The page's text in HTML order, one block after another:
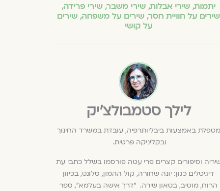
יתמות,שירי אבלות,שירי משבר,שירי פרידה,
שירים על חוויית חסר, שירים על משפחה, שירים
על קושי
לילך סטמבולצ'יק
מטפלת באמצעות ביבליותרפיה, עובדת במשרד החינוך
ובקליניקה פרטית.
וסיפורים קצרים פרי עטה פורסמו בשלל כתבי עת
דיגיטלים כגון: יונה שחורה, קול ההמון, סלונט, בכיוון
הרוח, מוטיב, בטאון שירה. "דרך אישה בעלמא", ספר